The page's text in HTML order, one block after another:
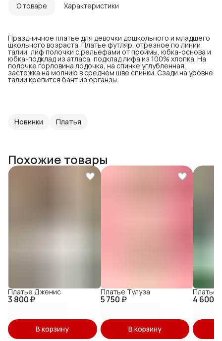
О товаре Характеристики
Праздничное платье для девочки дошкольного и младшего
школьного возраста. Платье футляр, отрезное по линии
талии, лиф полочки с рельефами от проймы, юбка-основа и
юбка-подклад из атласа, подклад лифа из 100% хлопка. На
полочке горловина лодочка, на спинке углубленная,
застежка на молнию в среднем шве спинки. Сзади на уровне
талии крепится бант из органзы.
Новинки Платья
Похожие товары
3 800 ₽
Платье Дженис
В корзину
5 750 ₽
Платье Тулуза
В корзину
4 600 ₽
Платье